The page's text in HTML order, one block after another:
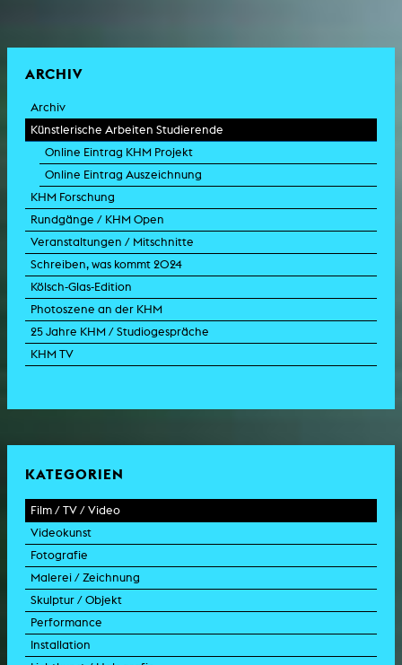
ARCHIV
Archiv
Künstlerische Arbeiten Studierende
Online Eintrag KHM Projekt
Online Eintrag Auszeichnung
KHM Forschung
Rundgänge / KHM Open
Veranstaltungen / Mitschnitte
Schreiben, was kommt 2024
Kölsch-Glas-Edition
Photoszene an der KHM
25 Jahre KHM / Studiogespräche
KHM TV
KATEGORIEN
Film / TV / Video
Spielfilm
Dokumentarfilm
Doku-Drama
Animation
Experimentalfilm
TV-Format
Videokunst
Experimentalfilm
Videoarbeit
Videoperformance
Videoinstallation
Videoskulptur
Fotografie
Fotoarbeit
Dokumentarfotografie
Fotoinstallation
Malerei / Zeichnung
Malerei
Zeichnung
Collage
Skulptur / Objekt
Skulptur
Objekt
Performance
Intervention
Installation